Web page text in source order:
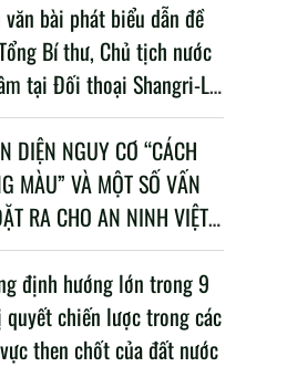
văn bài phát biểu dẫn đề
Bí thư, Chủ tịch nước
tại Đối thoại Shangri-La
23
DIỆN NGUY CƠ “CÁCH
MÀU” VÀ MỘT SỐ VẤN
RA CHO AN NINH VIỆT
BỐI CẢNH HIỆN
định hướng lớn trong 9
quyết chiến lược trong các
then chốt của đất nước